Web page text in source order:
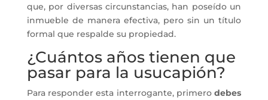
que, por diversas circunstancias, han poseído un
inmueble de manera efectiva, pero sin un título
formal que respalde su propiedad.
¿Cuántos años tienen que
pasar para la usucapión?
Para responder esta interrogante, primerodebes